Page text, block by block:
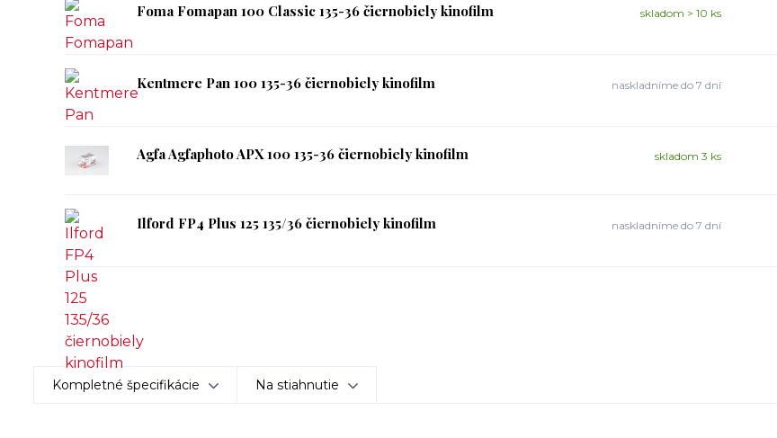
Foma Fomapan 100 Classic 135-36 čiernobiely kinofilm skladom > 10 ks
Kentmere Pan 100 135-36 čiernobiely kinofilm naskladníme do 7 dní
Agfa Agfaphoto APX 100 135-36 čiernobiely kinofilm skladom 3 ks
Ilford FP4 Plus 125 135/36 čiernobiely kinofilm naskladníme do 7 dní
Kompletné špecifikácie Na stiahnutie